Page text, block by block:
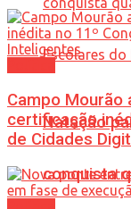
Natação
conquista
Campo
certificação
de Cidades